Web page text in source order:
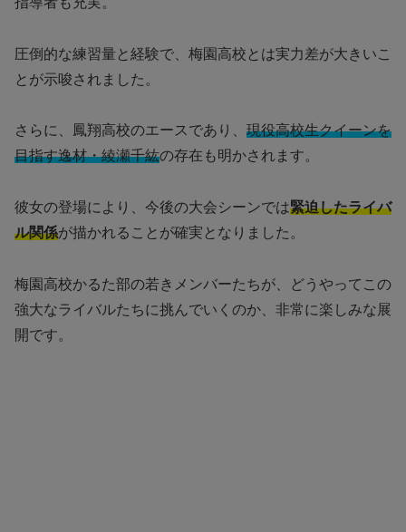
圧倒的な練習量と経験で、梅園高校とは実力差が大きいこ
とが示唆されました。
さらに、鳳翔高校のエースであり、 現役高校生クイーンを
目指す逸材・綾瀬千紘の存在も明かされます。
彼女の登場により、今後の大会シーンでは緊迫したライバ
ル関係が描かれることが確実となりました。
梅園高校かるた部の若きメンバーたちが、どうやってこの
強大なライバルたちに挑んでいくのか、非常に楽しみな展
開です。